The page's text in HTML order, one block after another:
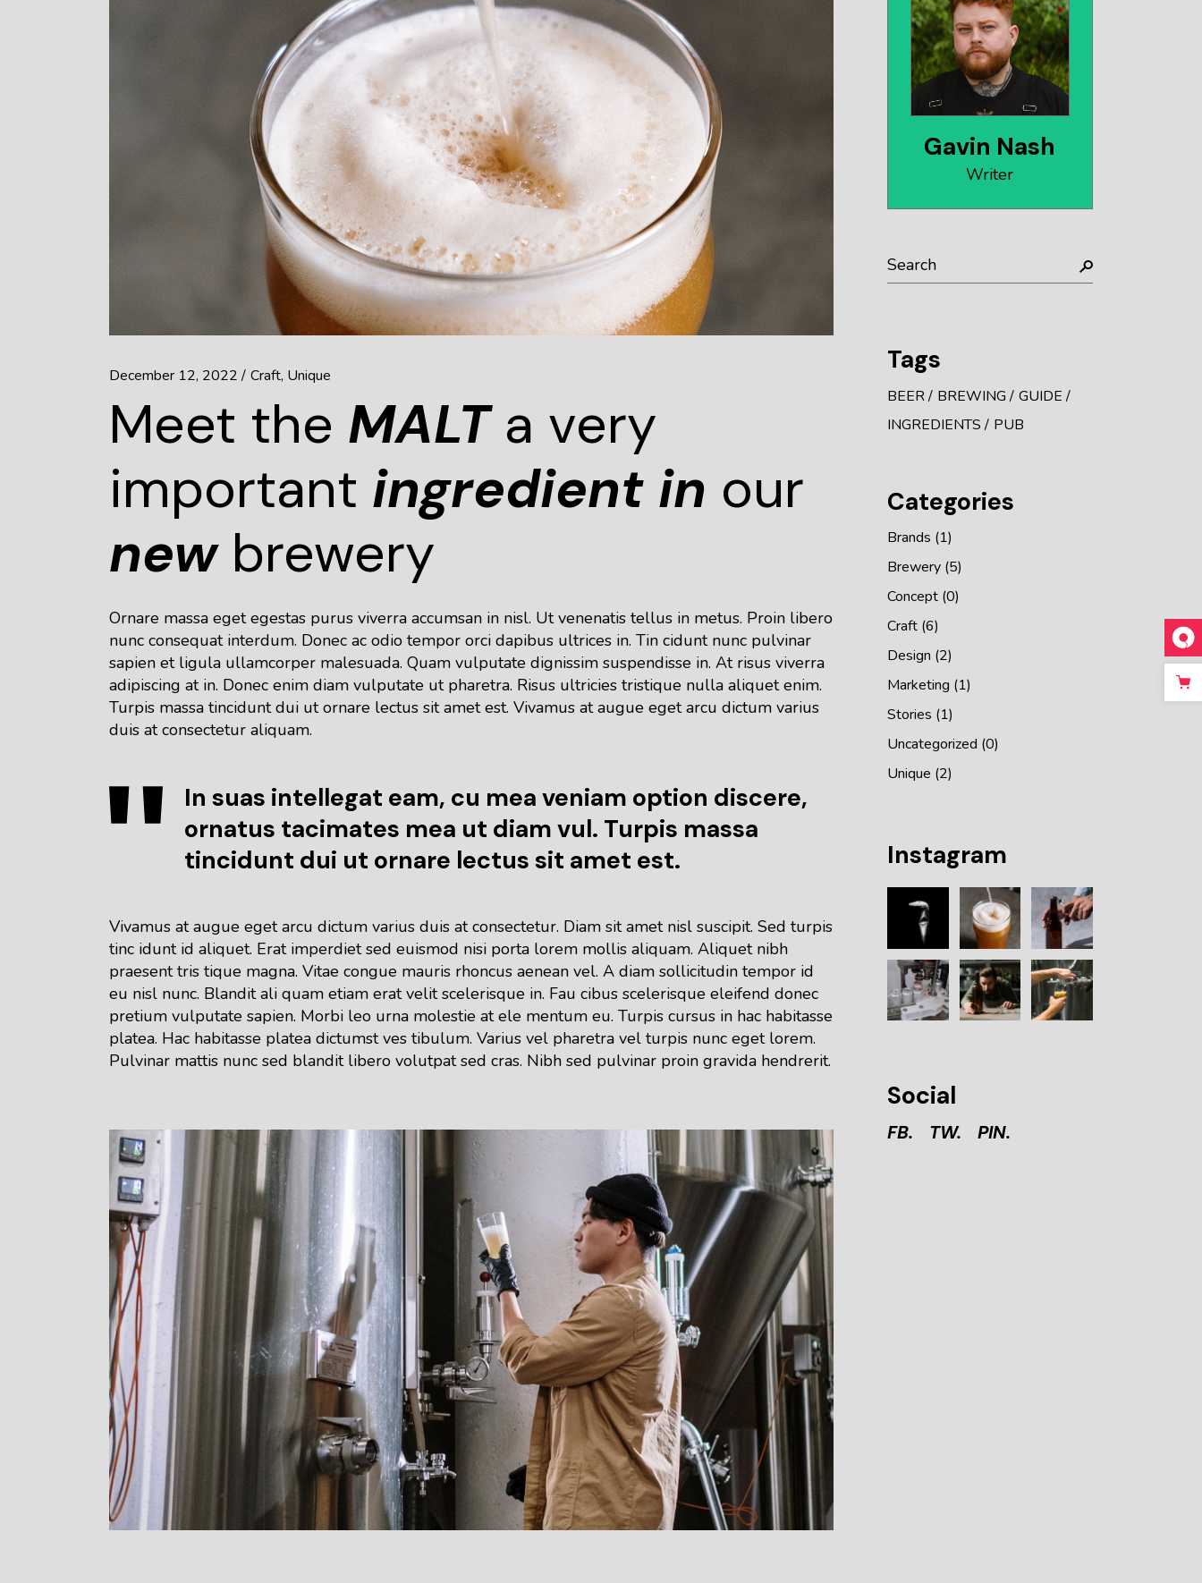
December 12, 2022 Craft Unique
Meet the MALTa very
important ingredient in our
newbrewery
Ornare massa eget egestas purus viverra accumsan in nisl. Ut venenatis tellus in metus. Proin libero
nunc consequat interdum. Donec ac odio tempor orci dapibus ultrices in. Tin cidunt nunc pulvinar
sapien et ligula ullamcorper malesuada. Quam vulputate dignissim suspendisse in. At risus viverra
adipiscing at in. Donec enim diam vulputate ut pharetra. Risus ultricies tristique nulla aliquet enim.
Turpis massa tincidunt dui ut ornare lectus sit amet est. Vivamus at augue eget arcu dictum varius
duis at consectetur aliquam.
In suas intellegat eam, cu mea veniam option discere,
ornatus tacimates mea ut diam vul. Turpis massa
tincidunt dui ut ornare lectus sit amet est.
Vivamus at augue eget arcu dictum varius duis at consectetur. Diam sit amet nisl suscipit. Sed turpis
tinc idunt id aliquet. Erat imperdiet sed euismod nisi porta lorem mollis aliquam. Aliquet nibh
praesent tris tique magna. Vitae congue mauris rhoncus aenean vel. A diam sollicitudin tempor id
eu nisl nunc. Blandit ali quam etiam erat velit scelerisque in. Fau cibus scelerisque eleifend donec
pretium vulputate sapien. Morbi leo urna molestie at ele mentum eu. Turpis cursus in hac habitasse
platea. Hac habitasse platea dictumst ves tibulum. Varius vel pharetra vel turpis nunc eget lorem.
Pulvinar mattis nunc sed blandit libero volutpat sed cras. Nibh sed pulvinar proin gravida hendrerit.
Gavin Nash
Writer
Tags
BEER BREWING
GUIDE
INGREDIENTS
PUB
Categories
Brands (1)
Brewery(5)
Concept(0)
Craft(6)
Design (2)
Marketing (1)
Stories (1)
Uncategorized (0)
Unique (2)
Instagram
Social
FB. TW. PIN.